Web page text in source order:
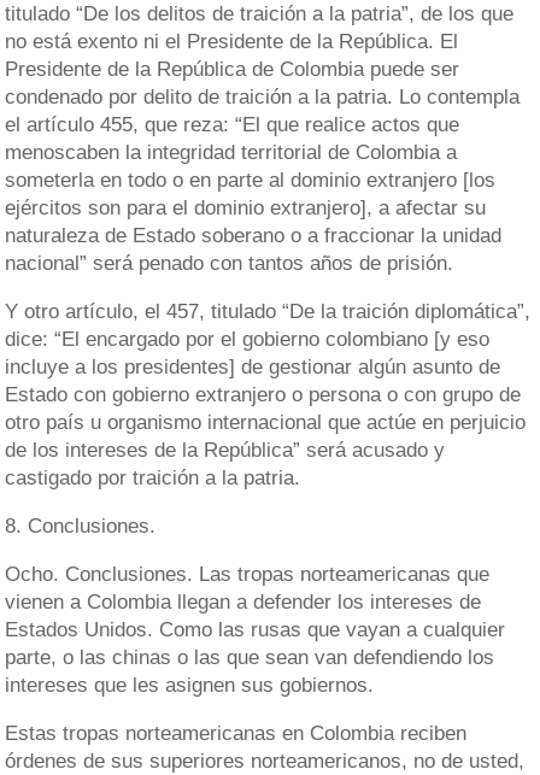
titulado “De los delitos de traición a la patria”, de los que
no está exento ni el Presidente de la República. El
Presidente de la República de Colombia puede ser
condenado por delito de traición a la patria. Lo contempla
el artículo 455, que reza: “El que realice actos que
menoscaben la integridad territorial de Colombia a
someterla en todo o en parte al dominio extranjero [los
ejércitos son para el dominio extranjero], a afectar su
naturaleza de Estado soberano o a fraccionar la unidad
nacional” será penado con tantos años de prisión.
Y otro artículo, el 457, titulado “De la traición diplomática”,
dice: “El encargado por el gobierno colombiano [y eso
incluye a los presidentes] de gestionar algún asunto de
Estado con gobierno extranjero o persona o con grupo de
otro país u organismo internacional que actúe en perjuicio
de los intereses de la República” será acusado y
castigado por traición a la patria.
8. Conclusiones.
Ocho. Conclusiones. Las tropas norteamericanas que
vienen a Colombia llegan a defender los intereses de
Estados Unidos. Como las rusas que vayan a cualquier
parte, o las chinas o las que sean van defendiendo los
intereses que les asignen sus gobiernos.
Estas tropas norteamericanas en Colombia reciben
órdenes de sus superiores norteamericanos, no de usted,